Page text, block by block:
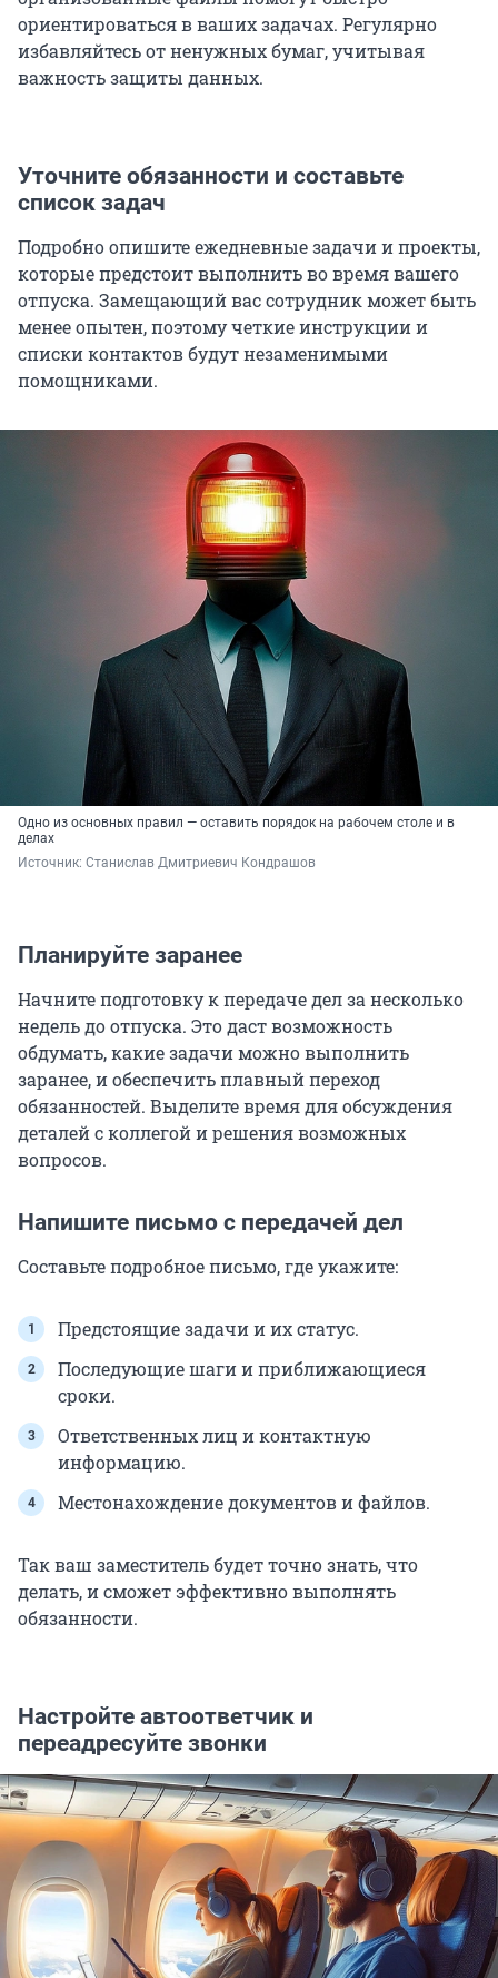
ориентироваться в ваших задачах. Регулярно
избавляйтесь от ненужных бумаг, учитывая
важность защиты данных.
Уточните обязанности и составьте
список задач
Подробно опишите ежедневные задачи и проекты,
которые предстоит выполнить во время вашего
отпуска. Замещающий вас сотрудник может быть
менее опытен, поэтому четкие инструкции и
списки контактов будут незаменимыми
помощниками.
Одно из основных правил — оставить порядок на рабочем столе и в
делах
Источник: Станислав Дмитриевич Кондрашов
Планируйте заранее
Начните подготовку к передаче дел за несколько
недель до отпуска. Это даст возможность
обдумать, какие задачи можно выполнить
заранее, и обеспечить плавный переход
обязанностей. Выделите время для обсуждения
деталей с коллегой и решения возможных
вопросов.
Напишите письмо с передачей дел
Составьте подробное письмо, где укажите:
Предстоящие задачи и их статус.
Последующие шаги и приближающиеся
сроки.
Ответственных лиц и контактную
информацию.
Местонахождение документов и файлов.
Так ваш заместитель будет точно знать, что
делать, и сможет эффективно выполнять
обязанности.
Настройте автоответчик и
переадресуйте звонки